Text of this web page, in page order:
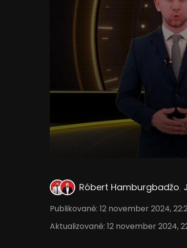
Róbert Hamburgbadžo,
Publikované: 12 november 2024,
Aktualizované: 12 november 2024,